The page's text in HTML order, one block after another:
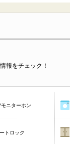
報をチェック！
モニターホン
トロック